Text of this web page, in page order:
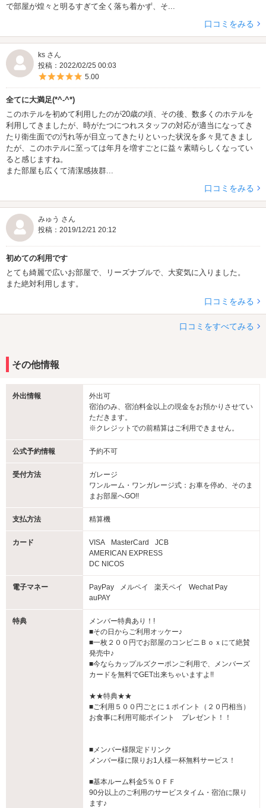
で部屋が煌々と明るすぎて全く落ち着かず、そ...
口コミをみる
ks さん
投稿：2022/02/25 00:03
5つ星のうち5
5.00
全てに大満足(*^-^*)
このホテルを初めて利用したのが20歳の頃、その後、数多くのホテルを
利用してきましたが、時がたつにつれスタッフの対応が適当になってき
たり衛生面での汚れ等が目立ってきたりといった状況を多々見てきまし
たが、このホテルに至っては年月を増すごとに益々素晴らしくなってい
ると感じますね。
また部屋も広くて清潔感抜群...
口コミをみる
みゅう さん
投稿：2019/12/21 20:12
初めての利用です
とても綺麗で広いお部屋で、リーズナブルで、大変気に入りました。
また絶対利用します。
口コミをみる
口コミをすべてみる
その他情報
外出情報
外出可
宿泊のみ、宿泊料金以上の現金をお預かりさせてい
ただきます。
※クレジットでの前精算はご利用できません。
公式予約情報 予約不可
受付方法
ガレージ
ワンルーム・ワンガレージ式：お車を停め、そのま
まお部屋へGO!!
支払方法 精算機
カード VISA MasterCard
JCB
AMERICAN EXPRESS
DC NICOS
電子マネー PayPay メルペイ 楽天ペイ
Wechat Pay
auPAY
特典
メンバー特典あり！!
■その日からご利用オッケー♪
■一枚２００円でお部屋のコンビニＢｏｘにて絶賛
発売中♪
■今ならカップルズクーポンご利用で、メンバーズ
カードを無料でGET出来ちゃいますよ!!
★★特典★★
■ご利用５００円ごとに１ポイント（２０円相当）
お食事に利用可能ポイント プレゼント！！
■メンバー様限定ドリンク
メンバー様に限りお1人様一杯無料サービス！
■基本ルーム料金5％ＯＦＦ
90分以上のご利用のサービスタイム・宿泊に限り
ます♪